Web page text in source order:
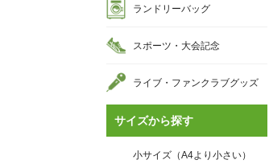
ランドリーバッグ
スポーツ・大会記念
ライブ・ファンクラブグッズ
サイズから探す
小サイズ（A4より小さい）